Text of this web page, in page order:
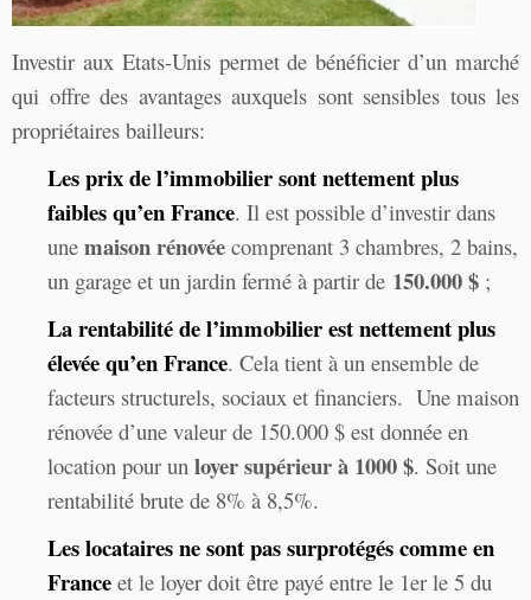
Investir aux Etats-Unis permet de bénéficier d’un marché
qui offre des avantages auxquels sont sensibles tous les
propriétaires bailleurs:
Les prix de l’immobilier sont nettement plus
faibles qu’en France. Il est possible d’investir dans
une maison rénovée comprenant 3 chambres, 2 bains,
un garage et un jardin fermé à partir de 150.000 $ ;
La rentabilité de l’immobilier est nettement plus
élevée qu’en France. Cela tient à un ensemble de
facteurs structurels, sociaux et financiers. Une maison
rénovée d’une valeur de 150.000 $ est donnée en
location pour un loyer supérieur à 1000 $. Soit une
rentabilité brute de 8% à 8,5%.
Les locataires ne sont pas surprotégés comme en
France et le loyer doit être payé entre le 1er le 5 du